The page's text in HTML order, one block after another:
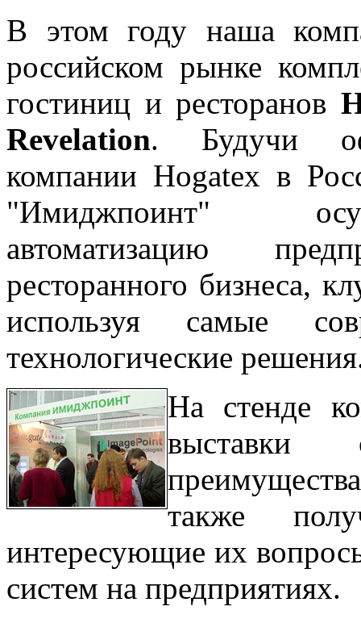
В этом году наша
российском рынке
гостиниц и ресторанов
Revelation. Будучи
компании Hogatex в
"Имиджпоинт"
автоматизацию
ресторанного бизнеса,
используя самые
технологические
На стенде
выставки
также
интересующие их
систем на предприятиях.